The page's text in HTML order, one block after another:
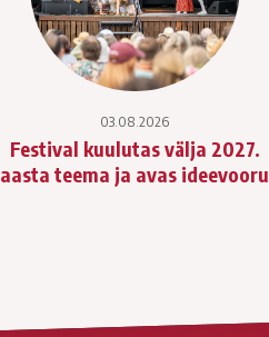
03.08.2026
Festival kuulutas välja 2027.
aasta teema ja avas ideevooru